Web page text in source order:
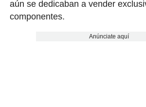
aún se dedicaban a vender
componentes.
Anúnciate aquí